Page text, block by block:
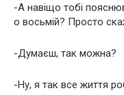
-А навіщо тобі
о восьмій? Просто
-Думаєш, так можна?
-Ну, я так все життя